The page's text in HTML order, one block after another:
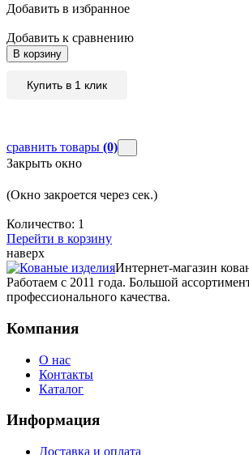
Добавить в избранное
Добавить к сравнению
В корзину
Купить в 1 клик
сравнить товары (0)
Закрыть окно
(Окно закроется через сек.)
Количество: 1
Перейти в корзину
наверх
Интернет-магазин
Работаем с 2011 года. Большой
профессионального качества.
Компания
О нас
Контакты
Каталог
Информация
Доставка и оплата